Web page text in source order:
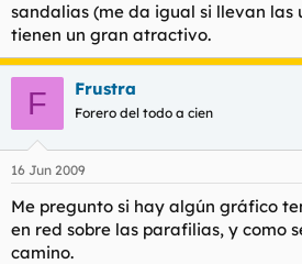
sandalias (me da igual si llevan las
tienen un gran atractivo.
F Frustra
Forero del todo a cien
16 Jun 2009
Me pregunto si hay algún gráfico
en red sobre las parafilias, y como
camino.